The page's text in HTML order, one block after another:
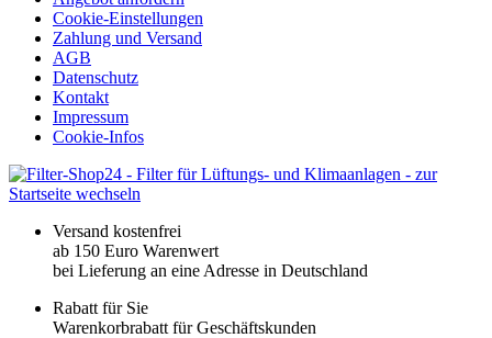
Cookie-Einstellungen
Zahlung und Versand
AGB
Datenschutz
Kontakt
Impressum
Cookie-Infos
Versand kostenfrei
ab 150 Euro Warenwert
bei Lieferung an eine Adresse in Deutschland
Rabatt für Sie
Warenkorbrabatt für Geschäftskunden